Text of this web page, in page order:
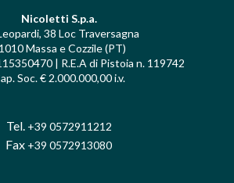
Nicoletti S.p.a.
38 Loc Traversagna
Massa e Cozzile (PT)
| R.E.A di Pistoia n. 119742
Soc. € 2.000.000,00 i.v.
Tel. +39 0572911212
Fax +39 0572913080